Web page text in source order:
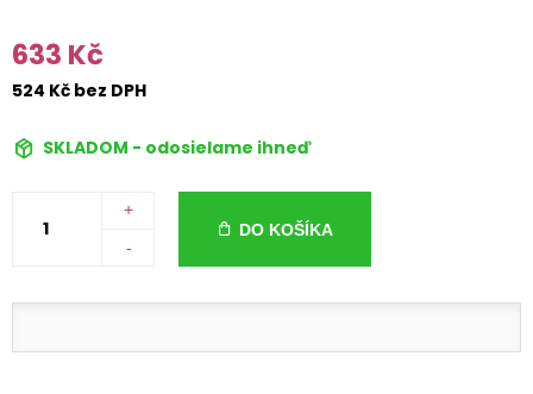
633 Kč
524 Kč bez DPH
SKLADOM - odosielame ihneď
+
-
DO KOŠÍKA